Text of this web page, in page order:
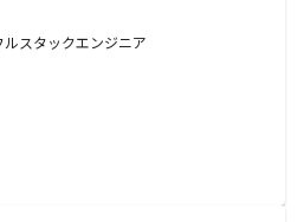
スタックエンジニア